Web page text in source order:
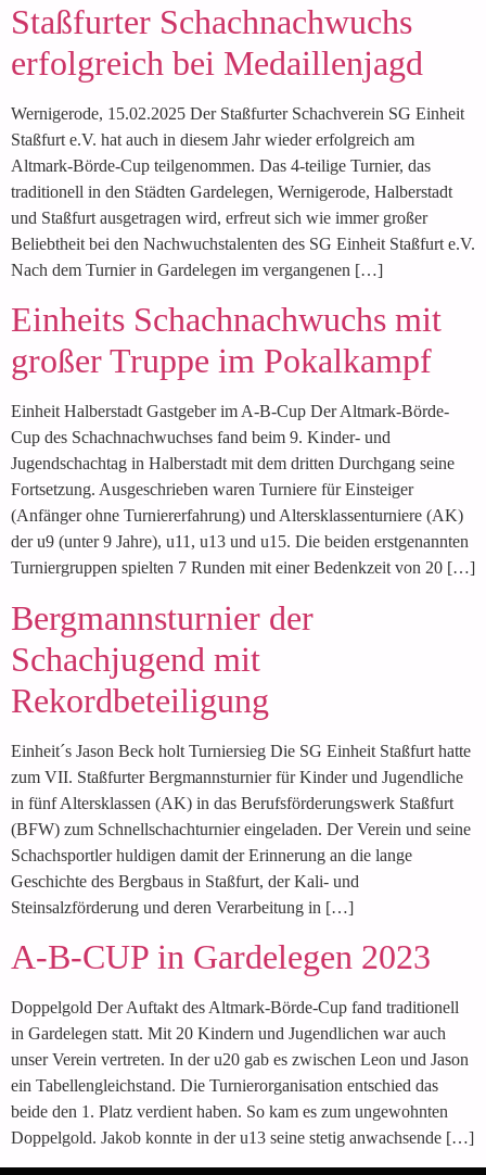
Staßfurter Schachnachwuchs
erfolgreich bei Medaillenjagd
Wernigerode, 15.02.2025 Der Staßfurter Schachverein SG Einheit
Staßfurt e.V. hat auch in diesem Jahr wieder erfolgreich am
Altmark-Börde-Cup teilgenommen. Das 4-teilige Turnier, das
traditionell in den Städten Gardelegen, Wernigerode, Halberstadt
und Staßfurt ausgetragen wird, erfreut sich wie immer großer
Beliebtheit bei den Nachwuchstalenten des SG Einheit Staßfurt e.V.
Nach dem Turnier in Gardelegen im vergangenen […]
Einheits Schachnachwuchs mit
großer Truppe im Pokalkampf
Einheit Halberstadt Gastgeber im A-B-Cup Der Altmark-Börde-
Cup des Schachnachwuchses fand beim 9. Kinder- und
Jugendschachtag in Halberstadt mit dem dritten Durchgang seine
Fortsetzung. Ausgeschrieben waren Turniere für Einsteiger
(Anfänger ohne Turniererfahrung) und Altersklassenturniere (AK)
der u9 (unter 9 Jahre), u11, u13 und u15. Die beiden erstgenannten
Turniergruppen spielten 7 Runden mit einer Bedenkzeit von 20 […]
Bergmannsturnier der
Schachjugend mit
Rekordbeteiligung
Einheit´s Jason Beck holt Turniersieg Die SG Einheit Staßfurt hatte
zum VII. Staßfurter Bergmannsturnier für Kinder und Jugendliche
in fünf Altersklassen (AK) in das Berufsförderungswerk Staßfurt
(BFW) zum Schnellschachturnier eingeladen. Der Verein und seine
Schachsportler huldigen damit der Erinnerung an die lange
Geschichte des Bergbaus in Staßfurt, der Kali- und
Steinsalzförderung und deren Verarbeitung in […]
A-B-CUP in Gardelegen 2023
Doppelgold Der Auftakt des Altmark-Börde-Cup fand traditionell
in Gardelegen statt. Mit 20 Kindern und Jugendlichen war auch
unser Verein vertreten. In der u20 gab es zwischen Leon und Jason
ein Tabellengleichstand. Die Turnierorganisation entschied das
beide den 1. Platz verdient haben. So kam es zum ungewohnten
Doppelgold. Jakob konnte in der u13 seine stetig anwachsende […]